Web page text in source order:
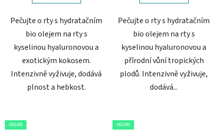
Pečujte o rty s hydratačním
bio olejem na rty s
kyselinou hyaluronovou a
exotickým kokosem.
Intenzivně vyživuje, dodává
plnost a hebkost.
Pečujte o rty s hydratačním
bio olejem na rty s
kyselinou hyaluronovou a
přírodní vůní tropických
plodů. Intenzivně vyživuje,
dodává...
VEGAN VEGAN